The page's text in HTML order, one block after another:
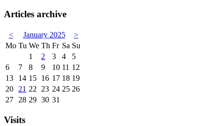
Articles archive
< January 2025
>
Mo Tu We Th Fr Sa Su
1
2 3 4
5
6
7 8 9 10 11 12
13
14 15 16 17 18 19
20
21 22 23 24 25 26
27
28 29 30 31
Visits